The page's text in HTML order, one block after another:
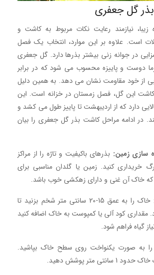
گل جعفری
نیازمند رعایت نکات مربوط به کاشت و
است. علاوه بر این موارد، انتخاب یک فصل
در جوانه زنی بیشتر بذرها دارد. گل جعفری
دوست و پاییزه محسوب می شود که در برابر
از خود مقاومت نشان می دهد. به همین دلیل
کاشت این گل، فصل زمستان در خزانه است. این
دارد که از اردیبهشت تا پاییز طول می کشد و
در ادامه مراحل کاشت بذر گل جعفری را بیان
سازی زمین: بذرهای باکیفیت و تاژه را از مراکز
خریداری کنید. زمین یا گلدان مناسبی برای
که خاک آن غنی و دارای زهکشی خوب باشد.
خاک را به عمق 15-20 سانتی متر شخم بزنید تا
مقداری کود آلی یا کمپوست به خاک اضافه کنید
گیاه فراهم شود.
را به صورت یکنواخت روی سطح خاک بپاشید.
متر پوشش دهید.